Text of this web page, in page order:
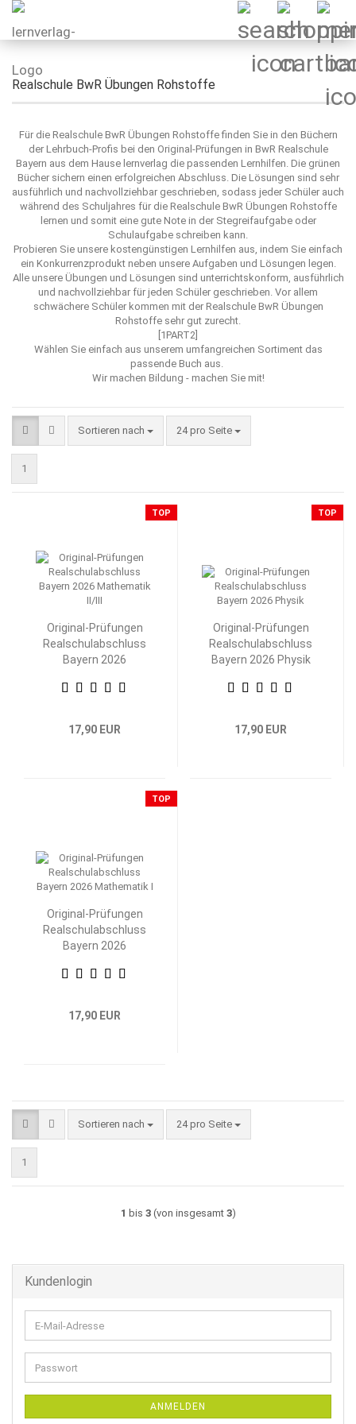
Realschule BwR Übungen Rohstoffe
Für die Realschule BwR Übungen Rohstoffe finden Sie in den Büchern
der Lehrbuch-Profis bei den Original-Prüfungen in BwR Realschule
Bayern aus dem Hause lernverlag die passenden Lernhilfen. Die grünen
Bücher sichern einen erfolgreichen Abschluss. Die Lösungen sind sehr
ausführlich und nachvollziehbar geschrieben, sodass jeder Schüler auch
während des Schuljahres für die Realschule BwR Übungen Rohstoffe
lernen und somit eine gute Note in der Stegreifaufgabe oder
Schulaufgabe schreiben kann.
Probieren Sie unsere kostengünstigen Lernhilfen aus, indem Sie einfach
ein Konkurrenzprodukt neben unsere Aufgaben und Lösungen legen.
Alle unsere Übungen und Lösungen sind unterrichtskonform, ausführlich
und nachvollziehbar für jeden Schüler geschrieben. Vor allem
schwächere Schüler kommen mit der Realschule BwR Übungen
Rohstoffe sehr gut zurecht.
[1PART2]
Wählen Sie einfach aus unserem umfangreichen Sortiment das
passende Buch aus.
Wir machen Bildung - machen Sie mit!
Sortieren nach
Sortieren nach 24 pro Seite
pro Seite
1
TOP
Original-Prüfungen
Realschulabschluss
Bayern 2026
17,90 EUR
TOP
Original-Prüfungen
Realschulabschluss
Bayern 2026 Physik
17,90 EUR
TOP
Original-Prüfungen
Realschulabschluss
Bayern 2026
17,90 EUR
Sortieren nach
Sortieren nach 24 pro Seite
pro Seite
1
1 bis 3(von insgesamt 3)
Kundenlogin
E-
Mail-
Adresse
Passwort
ANMELDEN